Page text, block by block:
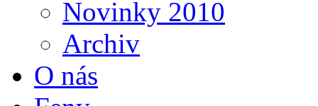
Novinky 2010
Archiv
O nás